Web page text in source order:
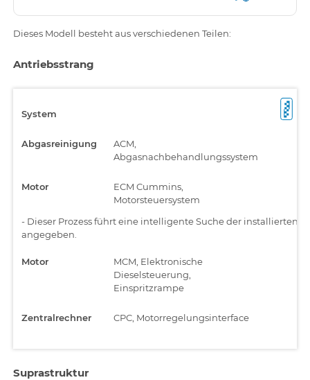
Dieses Modell besteht aus verschiedenen Teilen:
Antriebsstrang
System
Abgasreinigung
ACM,
Abgasnachbehandlungssystem
Motor
ECM Cummins,
Motorsteuersystem
- Dieser Prozess führt eine intelligente Suche der installierten
angegeben.
Motor
MCM, Elektronische
Dieselsteuerung,
Einspritzrampe
Zentralrechner CPC, Motorregelungsinterface
Suprastruktur